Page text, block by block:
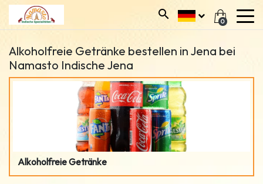
0
Alkoholfreie Getränke bestellen in Jena bei
Namasto Indische Jena
Alkoholfreie Getränke